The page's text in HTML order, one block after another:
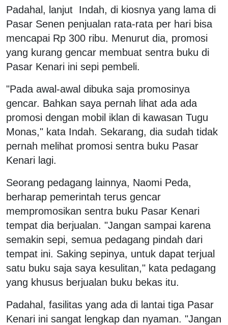
Padahal, lanjut Indah, di kiosnya yang lama di
Pasar Senen penjualan rata-rata per hari bisa
mencapai Rp 300 ribu. Menurut dia, promosi
yang kurang gencar membuat sentra buku di
Pasar Kenari ini sepi pembeli.
"Pada awal-awal dibuka saja promosinya
gencar. Bahkan saya pernah lihat ada ada
promosi dengan mobil iklan di kawasan Tugu
Monas," kata Indah. Sekarang, dia sudah tidak
pernah melihat promosi sentra buku Pasar
Kenari lagi.
Seorang pedagang lainnya, Naomi Peda,
berharap pemerintah terus gencar
mempromosikan sentra buku Pasar Kenari
tempat dia berjualan. "Jangan sampai karena
semakin sepi, semua pedagang pindah dari
tempat ini. Saking sepinya, untuk dapat terjual
satu buku saja saya kesulitan," kata pedagang
yang khusus berjualan buku bekas itu.
Padahal, fasilitas yang ada di lantai tiga Pasar
Kenari ini sangat lengkap dan nyaman. "Jangan